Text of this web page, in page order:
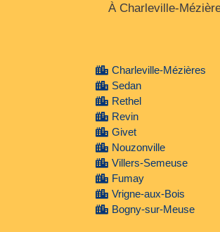
À Charleville-
Charleville-Mézières
Sedan
Rethel
Revin
Givet
Nouzonville
Villers-Semeuse
Fumay
Vrigne-aux-Bois
Bogny-sur-Meuse